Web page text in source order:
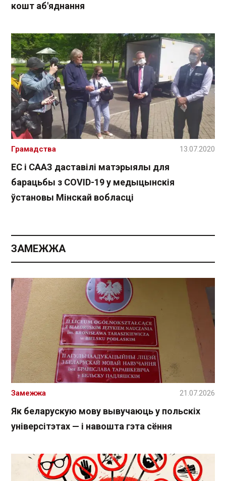
кошт аб'яднання
ЕС і СААЗ даставілі матэрыялы для
барацьбы з COVID-19 у медыцынскія
ўстановы Мінскай вобласці
Грамадства 13.07.2020
ЗАМЕЖЖА
Як беларускую мову вывучаюць у польскіх
універсітэтах — і навошта гэта сёння
Замежжа 21.07.2026